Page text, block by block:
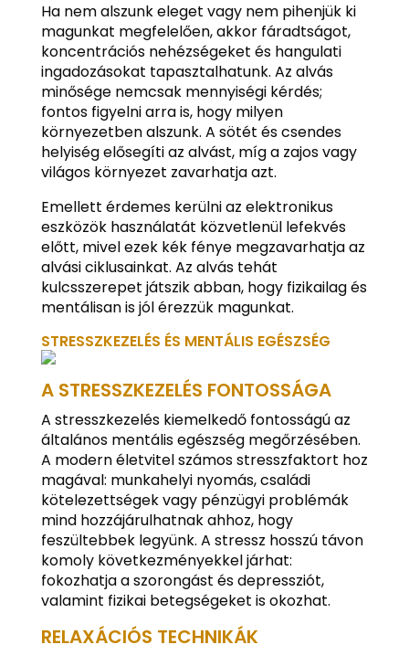
Ha nem alszunk eleget vagy nem pihenjük ki
magunkat megfelelően, akkor fáradtságot,
koncentrációs nehézségeket és hangulati
ingadozásokat tapasztalhatunk. Az alvás
minősége nemcsak mennyiségi kérdés;
fontos figyelni arra is, hogy milyen
környezetben alszunk. A sötét és csendes
helyiség elősegíti az alvást, míg a zajos vagy
világos környezet zavarhatja azt.
Emellett érdemes kerülni az elektronikus
eszközök használatát közvetlenül lefekvés
előtt, mivel ezek kék fénye megzavarhatja az
alvási ciklusainkat. Az alvás tehát
kulcsszerepet játszik abban, hogy fizikailag és
mentálisan is jól érezzük magunkat.
STRESSZKEZELÉS ÉS MENTÁLIS EGÉSZSÉG
A STRESSZKEZELÉS FONTOSSÁGA
A stresszkezelés kiemelkedő fontosságú az
általános mentális egészség megőrzésében.
A modern életvitel számos stresszfaktort hoz
magával: munkahelyi nyomás, családi
kötelezettségek vagy pénzügyi problémák
mind hozzájárulhatnak ahhoz, hogy
feszültebbek legyünk. A stressz hosszú távon
komoly következményekkel járhat:
fokozhatja a szorongást és depressziót,
valamint fizikai betegségeket is okozhat.
RELAXÁCIÓS TECHNIKÁK